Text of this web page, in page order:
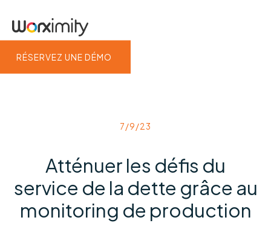
RÉSERVEZ UNE DÉMO
7/9/23
Atténuer les défis du
service de la dette grâce au
monitoring de production